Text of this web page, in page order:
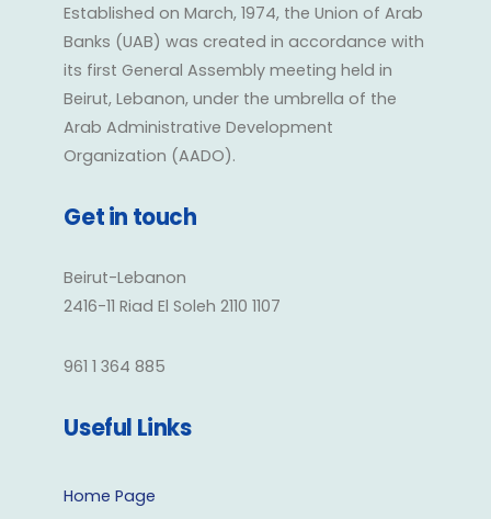
Established on March, 1974, the Union of Arab
Banks (UAB) was created in accordance with
its first General Assembly meeting held in
Beirut, Lebanon, under the umbrella of the
Arab Administrative Development
Organization (AADO).
Get in touch
Beirut-Lebanon
2416-11 Riad El Soleh 2110 1107
961 1 364 885
Useful Links
Home Page